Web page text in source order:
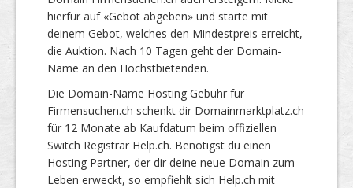
hierfür auf «Gebot abgeben» und starte mit
deinem Gebot, welches den Mindestpreis erreicht,
die Auktion. Nach 10 Tagen geht der Domain-
Name an den Höchstbietenden.
Die Domain-Name Hosting Gebühr für
Firmensuchen.ch schenkt dir Domainmarktplatz.ch
für 12 Monate ab Kaufdatum beim offiziellen
Switch Registrar Help.ch. Benötigst du einen
Hosting Partner, der dir deine neue Domain zum
Leben erweckt, so empfiehlt sich Help.ch mit